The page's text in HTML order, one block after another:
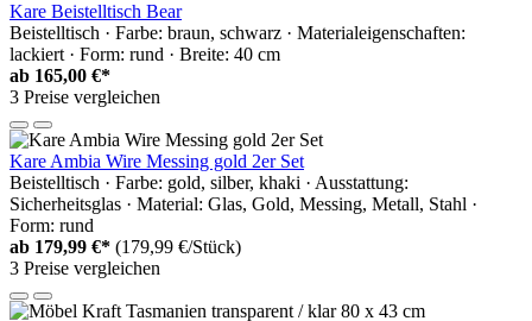
Kare Beistelltisch Bear
Beistelltisch · Farbe: braun, schwarz · Materialeigenschaften:
lackiert · Form: rund · Breite: 40 cm
ab 165,00 €*
3 Preise vergleichen
Kare Ambia Wire Messing gold 2er Set
Beistelltisch · Farbe: gold, silber, khaki · Ausstattung:
Sicherheitsglas · Material: Glas, Gold, Messing, Metall, Stahl ·
Form: rund
ab 179,99 €* (179,99 €/Stück)
3 Preise vergleichen